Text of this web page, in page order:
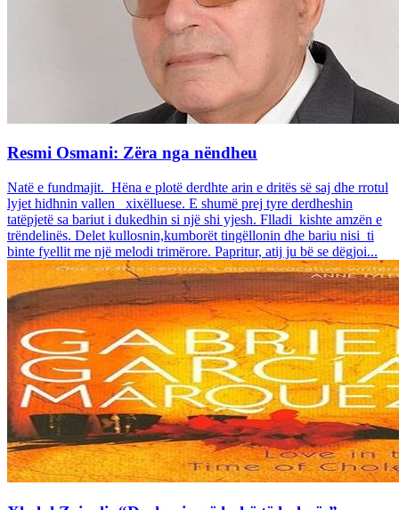
Resmi Osmani: Zëra nga nëndheu
Natë e fundmajit. Hëna e plotë derdhte arin e dritës së saj dhe rrotul
lyjet hidhnin vallen xixëlluese. E shumë prej tyre derdheshin
tatëpjetë sa bariut i dukedhin si një shi yjesh. Flladi kishte amzën e
trëndelinës. Delet kullosnin,kumborët tingëllonin dhe bariu nisi ti
binte fyellit me një melodi trimërore. Papritur, atij ju bë se dëgjoi...